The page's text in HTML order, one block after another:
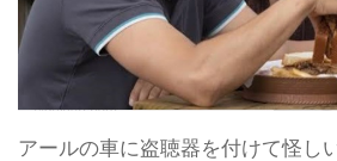
アールの車に盗聴器を付けて怪し